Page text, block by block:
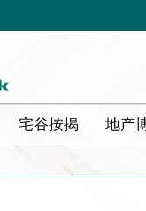
宅谷按揭 地产